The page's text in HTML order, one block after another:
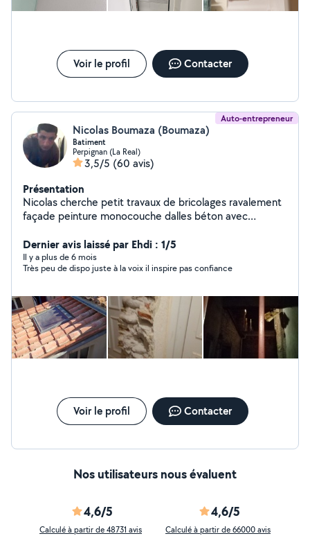
Voir le profil Contacter
Auto-entrepreneur
Nicolas Boumaza (Boumaza)
Batiment
Perpignan (La Real)
3,5/5 (60 avis)
Présentation
Nicolas cherche petit travaux de bricolages ravalement
façade peinture monocouche dalles béton avec
extérieure décapage nettoyages toiture et plus..
Dernier avis laissé par Ehdi : 1/5
Il y a plus de 6 mois
Très peu de dispo juste à la voix il inspire pas confiance
Voir le profil Contacter
Nos utilisateurs nous évaluent
4,6/5
Calculé à partir de 48731 avis
4,6/5
Calculé à partir de 66000 avis